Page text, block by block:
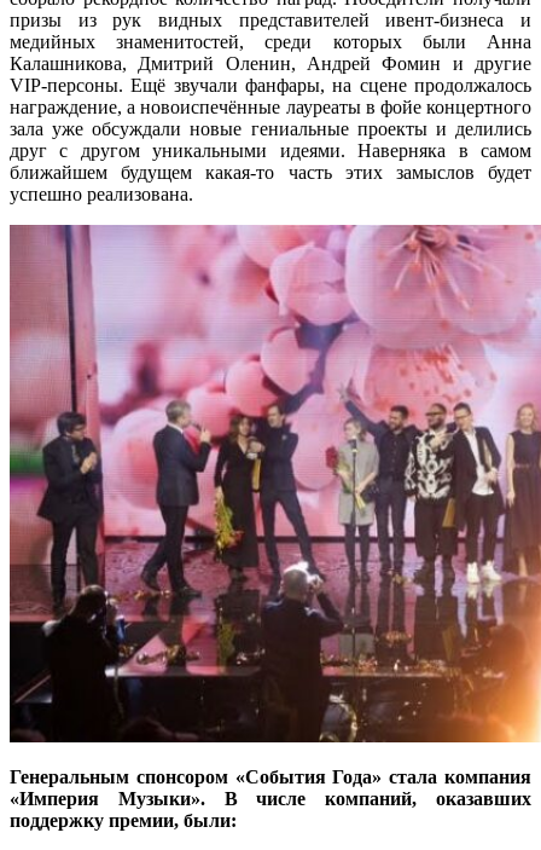
призы из рук видных представителей ивент-бизнеса и
медийных знаменитостей, среди которых были Анна
Калашникова, Дмитрий Оленин, Андрей Фомин и другие
VIP-персоны. Ещё звучали фанфары, на сцене продолжалось
награждение, а новоиспечённые лауреаты в фойе концертного
зала уже обсуждали новые гениальные проекты и делились
друг с другом уникальными идеями. Наверняка в самом
ближайшем будущем какая-то часть этих замыслов будет
успешно реализована.
Генеральным спонсором «События Года» стала компания
«Империя Музыки». В числе компаний, оказавших
поддержку премии, были: